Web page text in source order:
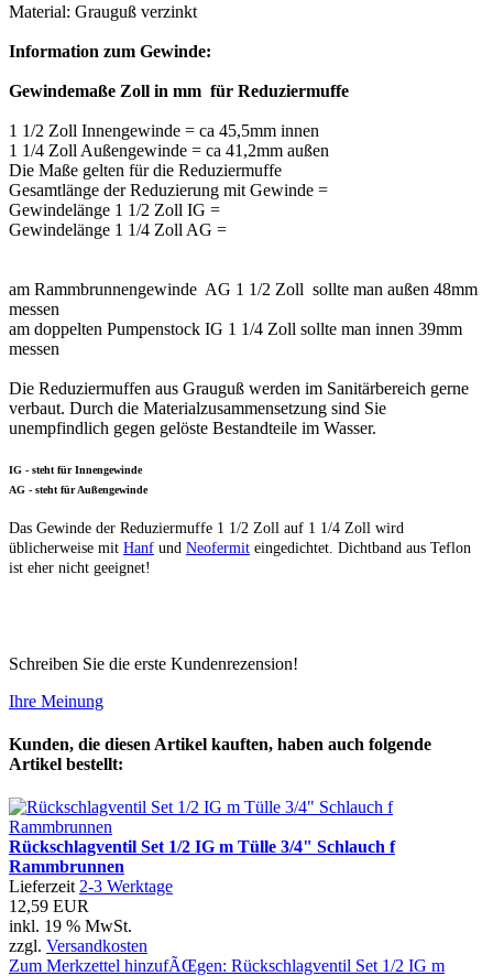
Material: Grauguß verzinkt
Information zum Gewinde:
Gewindemaße Zoll in mm für Reduziermuffe
1 1/2 Zoll Innengewinde = ca 45,5mm innen
1 1/4 Zoll Außengewinde = ca 41,2mm außen
Die Maße gelten für die Reduziermuffe
Gesamtlänge der Reduzierung mit Gewinde =
Gewindelänge 1 1/2 Zoll IG =
Gewindelänge 1 1/4 Zoll AG =
am Rammbrunnengewinde AG 1 1/2 Zoll sollte man außen 48mm
messen
am doppelten Pumpenstock IG 1 1/4 Zoll sollte man innen 39mm
messen
Die Reduziermuffen aus Grauguß werden im Sanitärbereich gerne
verbaut. Durch die Materialzusammensetzung sind Sie
unempfindlich gegen gelöste Bestandteile im Wasser.
IG - steht für Innengewinde
AG - steht für Außengewinde
Das Gewinde der Reduziermuffe 1 1/2 Zoll auf 1 1/4 Zoll wird
üblicherweise mit Hanf und Neofermit eingedichtet. Dichtband aus Teflon
ist eher nicht geeignet!
Schreiben Sie die erste Kundenrezension!
Ihre Meinung
Kunden, die diesen Artikel kauften, haben auch folgende
Artikel bestellt:
Rückschlagventil Set 1/2 IG m Tülle 3/4" Schlauch f
Rammbrunnen
Lieferzeit 2-3 Werktage
12,59 EUR
inkl. 19 % MwSt.
zzgl. Versandkosten
Zum Merkzettel hinzufÃŒgen: Rückschlagventil Set 1/2 IG m